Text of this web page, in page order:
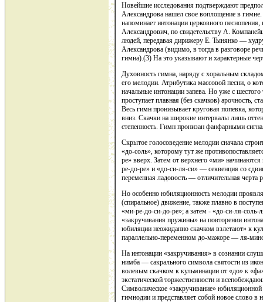
Новейшие исследования подтверждают
Александрова нашел свое воплощение в
напоминает интонации церковного
Александрович, по свидетельству А.
людей, передавая дирижеру Е. Тынянко —
Александрова (видимо, в тогда в разговоре
гимна).(3) На это указывают и характерные
Духовность гимна, наряду с хоральным
его мелодии. Атрибутика массовой песни, о
начальные интонации запева. Но уже с шестого
проступает плавная (без скачков)
Весь гимн пронизывает круговая попевка,
вниз. Скачки на широкие интервалы лишь
степенность. Гимн пронизан фанфарными
Скрытое голосоведение мелодии сначала
«до-соль», которому тут же
ре» вверх. Затем от верхнего «ми»
ре-до-ре» и «до-си-ля-си» — секвенция со
переменная ладовость — отличительная черта
Но особенно юбиляционность мелодии
(спиральное) движение, также плавно в
«ми-ре-до-си-до-ре»; а затем - «до-си-ля-соль-
«закручивания пружины» на повторении
юбиляции неожиданно скачком взлетают» к
параллельно-переменном до-мажоре — ля-
На интонации «закручивания» в сознании
нимба — сакрального символа святости из
волевым скачком к кульминации от «до» к
экстатической торжественности и
Символическое «закручивание» юбиляционной
гимнодии и представляет собой новое слово в